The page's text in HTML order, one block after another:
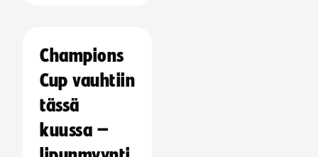
Champions
Cup vauhtiin
tässä
kuussa –